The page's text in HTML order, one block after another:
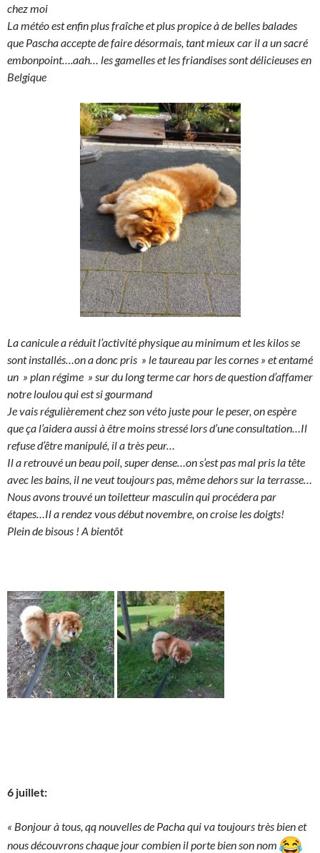
chez moi
La météo est enfin plus fraîche et plus propice à de belles balades
que Pascha accepte de faire désormais, tant mieux car il a un sacré
embonpoint….aah… les gamelles et les friandises sont délicieuses en
Belgique
La canicule a réduit l’activité physique au minimum et les kilos se
sont installés…on a donc pris » le taureau par les cornes » et entamé
un » plan régime » sur du long terme car hors de question d’affamer
notre loulou qui est si gourmand
Je vais régulièrement chez son véto juste pour le peser, on espère
que ça l’aidera aussi à être moins stressé lors d’une consultation…Il
refuse d’être manipulé, il a très peur…
Il a retrouvé un beau poil, super dense…on s’est pas mal pris la tête
avec les bains, il ne veut toujours pas, même dehors sur la terrasse…
Nous avons trouvé un toiletteur masculin qui procédera par
étapes…Il a rendez vous début novembre, on croise les doigts!
Plein de bisous ! A bientôt
6 juillet:
« Bonjour à tous, qq nouvelles de Pacha qui va toujours très bien et
nous découvrons chaque jour combien il porte bien son nom